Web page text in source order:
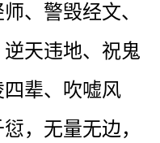
、警毁经文、
天违地、祝鬼
辈、吹嘘风
，无量无边，